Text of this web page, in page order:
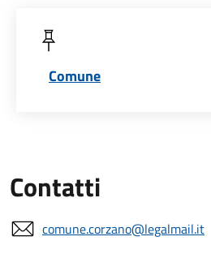
Comune
Contatti
comune.corzano@legalmail.it